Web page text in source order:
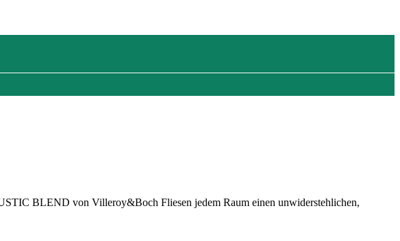
BLEND von Villeroy&Boch Fliesen jedem Raum einen unwiderstehlichen,